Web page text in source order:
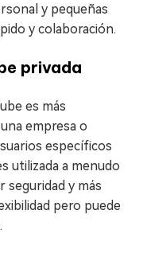
y pequeñas
y colaboración.
privada
es más
empresa o
específicos
utilizada a menudo
seguridad y más
pero puede